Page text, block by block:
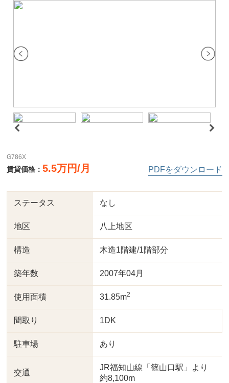
G786X
賃貸価格：5.5万円/月 PDFをダウンロード
ステータス なし
地区 八上地区
構造 木造1階建/1階部分
築年数 2007年04月
使用面積 31.85m2
間取り 1DK
駐車場 あり
交通
JR福知山線「篠山口駅」より
約8,100m